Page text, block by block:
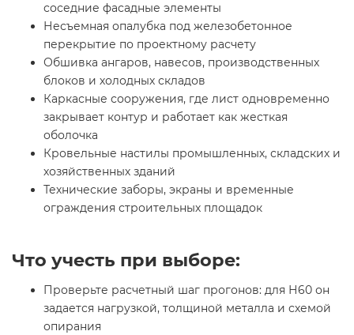
соседние фасадные элементы
Несъемная опалубка под железобетонное
перекрытие по проектному расчету
Обшивка ангаров, навесов, производственных
блоков и холодных складов
Каркасные сооружения, где лист одновременно
закрывает контур и работает как жесткая
оболочка
Кровельные настилы промышленных, складских и
хозяйственных зданий
Технические заборы, экраны и временные
ограждения строительных площадок
Что учесть при выборе:
Проверьте расчетный шаг прогонов: для Н60 он
задается нагрузкой, толщиной металла и схемой
опирания